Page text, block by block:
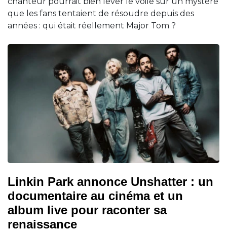
que les fans tentaient de résoudre depuis des
années : qui était réellement Major Tom ?
Linkin Park annonce Unshatter : un
documentaire au cinéma et un
album live pour raconter sa
renaissance